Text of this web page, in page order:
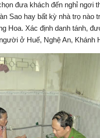
đưa khách đến nghỉ ngơi
Sao hay bất kỳ nhà trọ nào
Hoa. Xác định danh tánh,
ở Huế, Nghệ An, Khánh